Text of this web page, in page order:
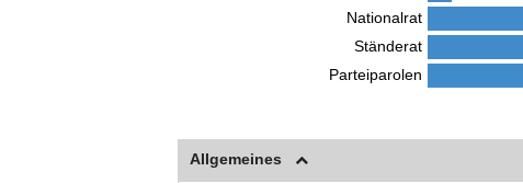
Nationalrat
Ständerat
Parteiparolen
Allgemeines